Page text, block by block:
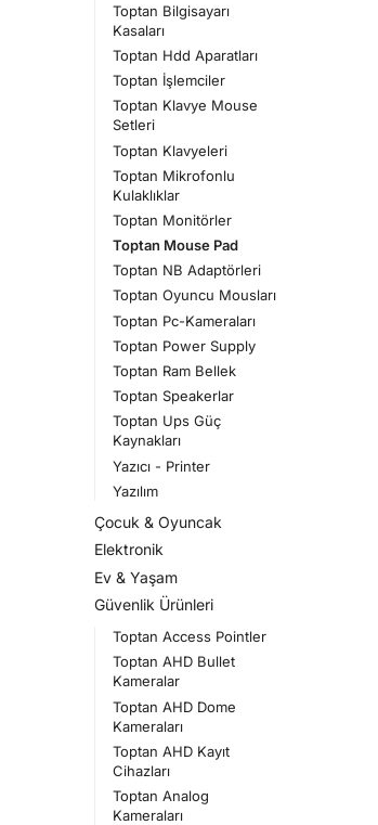
Toptan Bilgisayarı
Kasaları
Toptan Hdd Aparatları
Toptan İşlemciler
Toptan Klavye Mouse
Setleri
Toptan Klavyeleri
Toptan Mikrofonlu
Kulaklıklar
Toptan Monitörler
Toptan Mouse Pad
Toptan NB Adaptörleri
Toptan Oyuncu Mousları
Toptan Pc-Kameraları
Toptan Power Supply
Toptan Ram Bellek
Toptan Speakerlar
Toptan Ups Güç
Kaynakları
Yazıcı - Printer
Yazılım
Çocuk & Oyuncak
Elektronik
Ev & Yaşam
Güvenlik Ürünleri
Toptan Access Pointler
Toptan AHD Bullet
Kameralar
Toptan AHD Dome
Kameraları
Toptan AHD Kayıt
Cihazları
Toptan Analog
Kameraları